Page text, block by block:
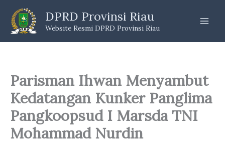
content
DPRD Provinsi Riau
Website Resmi DPRD Provinsi Riau
Parisman Ihwan Menyambut
Kedatangan Kunker Panglima
Pangkoopsud I Marsda TNI
Mohammad Nurdin